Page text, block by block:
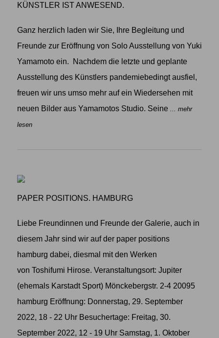
KÜNSTLER IST ANWESEND.
Ganz herzlich laden wir Sie, Ihre Begleitung und
Freunde zur Eröffnung von Solo Ausstellung von Yuki
Yamamoto ein. Nachdem die letzte und geplante
Ausstellung des Künstlers pandemiebedingt ausfiel,
freuen wir uns umso mehr auf ein Wiedersehen mit
neuen Bilder aus Yamamotos Studio. Seine
... mehr
lesen
PAPER POSITIONS. HAMBURG
Liebe Freundinnen und Freunde der Galerie, auch in
diesem Jahr sind wir auf der paper positions
hamburg dabei, diesmal mit den Werken
von Toshifumi Hirose. Veranstaltungsort: Jupiter
(ehemals Karstadt Sport) Mönckebergstr. 2-4 20095
hamburg Eröffnung: Donnerstag, 29. September
2022, 18 - 22 Uhr Besuchertage: Freitag, 30.
September 2022, 12 - 19 Uhr Samstag, 1. Oktober